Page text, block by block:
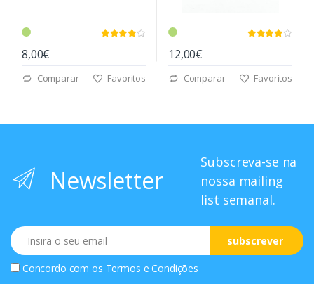
8,00€
Comparar Favoritos
12,00€
Comparar Favoritos
Newsletter
Subscreva-se na
nossa mailing
list semanal.
Email
subscrever
Concordo com os Termos e Condições